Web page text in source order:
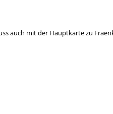
auch mit der Hauptkarte zu